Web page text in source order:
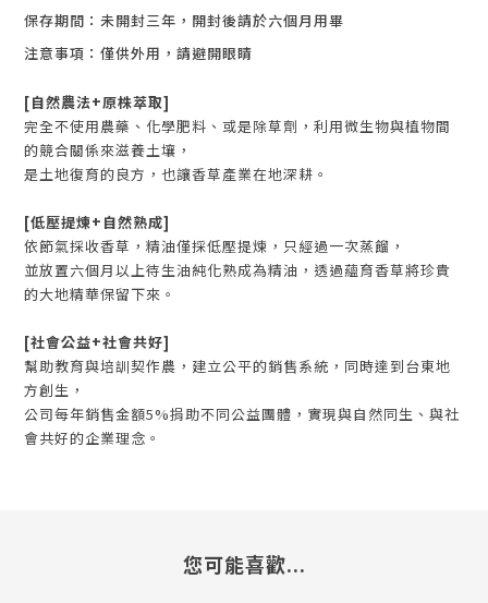
保存期間：未開封三年，開封後請於六個月用畢
注意事項：僅供外用，請避開眼睛
[自然農法+原株萃取]
完全不使用農藥、化學肥料、或是除草劑，利用微生物與植物間
的競合關係來滋養土壤，
是土地復育的良方，也讓香草產業在地深耕。
[低壓提煉+自然熟成]
依節氣採收香草，精油僅採低壓提煉，只經過一次蒸餾，
並放置六個月以上待生油純化熟成為精油，透過蘊育香草將珍貴
的大地精華保留下來。
[社會公益+社會共好]
幫助教育與培訓契作農，建立公平的銷售系統，同時達到台東地
方創生，
公司每年銷售金額5%捐助不同公益團體，實現與自然同生、與社
會共好的企業理念。
您可能喜歡...